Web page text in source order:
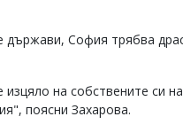
държави, София трябва
на собствените си
поясни Захарова.